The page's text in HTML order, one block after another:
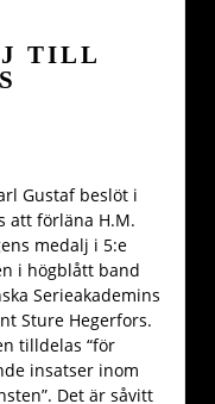
TILL
Gustaf beslöt i
att förläna H.M.
medalj i 5:e
i högblått band
Serieakademins
Sture Hegerfors.
tilldelas “för
insatser inom
Det är såvitt